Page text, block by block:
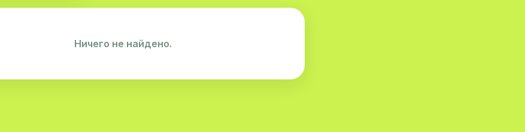
Ничего не найдено.